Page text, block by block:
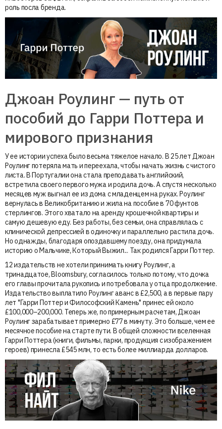
роль посла бренда.
Джоан Роулинг — путь от
пособий до Гарри Поттера и
мирового признания
У ее истории успеха было весьма тяжелое начало. В 25 лет Джоан
Роулинг потеряла мать и переехала, чтобы начать жизнь с чистого
листа. В Португалии она стала преподавать английский,
встретила своего первого мужа и родила дочь. А спустя несколько
месяцев муж выгнал ее из дома с младенцем на руках. Роулинг
вернулась в Великобританию и жила на пособие в 70 фунтов
стерлингов. Этого хватало на аренду крошечной квартиры и
самую дешевую еду. Без работы, без семьи, она справлялась с
клинической депрессией в одиночку и параллельно растила дочь.
Но однажды, благодаря опоздавшему поезду, она придумала
историю о Мальчике, Который Выжил... Так родился Гарри Поттер.
12 издательств не хотели принимать книгу Роулинг, а
тринадцатое, Bloomsbury, согласилось только потому, что дочка
его главы прочитала рукопись и потребовала у отца продолжение.
Издательство выплатило Роулинг аванс в £2,500, а в первые пару
лет "Гарри Поттер и Философский Камень" принес ей около
£100,000–200,000. Теперь же, по примерным расчетам, Джоан
Роулинг зарабатывает примерно £77 в минуту. Это больше, чем ее
месячное пособие на старте пути. В общей сложности вселенная
Гарри Поттера (книги, фильмы, парки, продукция с изображением
героев) принесла £545 млн, то есть более миллиарда долларов.